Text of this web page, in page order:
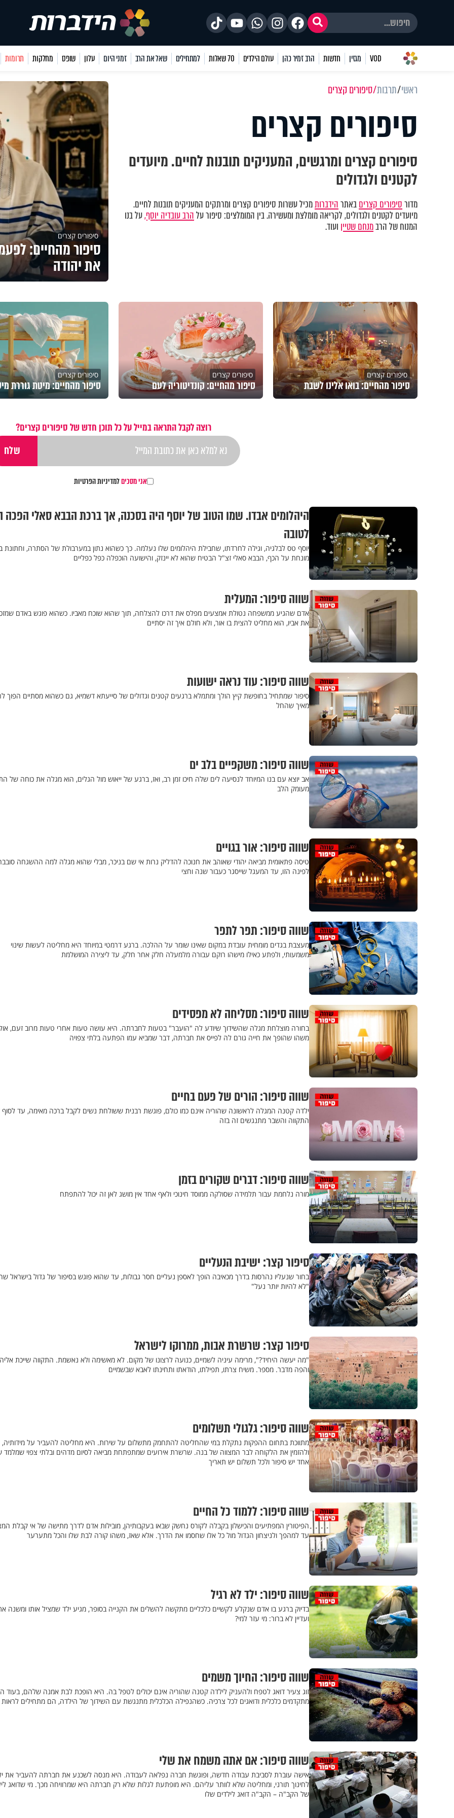
VOD מגזין חדשות הרב זמיר כהן עולם הילדים 70 שאלות למתחילים שאל את הרב זמני היום עלון שופס מחלקות תרומות
ראשי תרבות סיפורים קצרים
סיפורים קצרים
סיפורים קצרים ומרגשים, המעניקים תובנות לחיים. מיועדים
לקטנים ולגדולים
מדורסיפורים קצריםבאתרהידברותמכיל עשרות סיפורים קצרים ומרתקים המעניקים תובנות לחיים.
מיועדים לקטנים ולגדולים, לקריאה מומלצת ומעשירה. בין המומלצים: סיפור עלהרב עובדיה יוסף,על בנו
המנוח של הרבמנחם שטיין ועוד.
סיפורים קצרים
את יהודה
סיפורים קצרים
סיפור מהחיים: בואו אלינו לשבת
סיפורים קצרים
סיפור מהחיים: קונדיטוריה לעם
סיפורים קצרים
סיפור מהחיים: מיטת גוררת
רוצה לקבל התראה במייל על כל תוכן חדש של סיפורים קצרים?
אני מסכיםלמדיניות הפרטיות
היהלומים אבדו. שמו הטוב של יוסף היה בסכנה, אך ברכת הבבא סאלי הפכה
לטובה
יוסף טס לבלגיה, וגילה לחרדתו, שחבילת היהלומים שלו נעלמה. כך כשהוא נתון במערבולת של הסתרה, וחתונת
מונחת על הכף, הבבא סאלי זצ"ל הבטיח שהוא לא יינזק, והישועה הוכפלה כפל כפליים
שווה סיפור: המעלית
אדם שהגיע ממשפחה נטולת אמצעים מפלס את דרכו להצלחה, תוך שהוא שוכח מאביו. כשהוא פוגש באדם
את אביו, הוא מחליט להצית בו אור, ולא חולם איך זה יסתיים
שווה סיפור: עוד נראה ישועות
סיפור שמתחיל בחופשת קיץ הולך ומתמלא ברגעים קטנים וגדולים של סייעתא דשמיא, גם כשהוא מסתיים הפוך
מאיך שהחל
שווה סיפור: משקפיים בלב ים
אב יוצא עם בנו המיוחד לנסיעה לים שלה חיכו זמן רב, ואז, ברגע של ייאוש מול הגלים, הוא מגלה את כוחה של
מעומק הלב
שווה סיפור: אור בגויים
טיסה פתאומית מביאה יהודי שאוהב את חנוכה להדליק נרות אי שם בניכר, מבלי שהוא מגלה למה ההשגחה
לפינה הזו, עד המעגל שייסגר כעבור שנה וחצי
שווה סיפור: תפר לתפר
מעצבת בגדים מומחית עובדת במקום שאינו שומר על ההלכה. ברגע דרמטי במיוחד היא מחליטה לעשות שינוי
משמעותי, ולפתע כאילו מישהו רוקם עבורה מלמעלה חלק אחר חלק, עד ליצירה המושלמת
שווה סיפור: מסליחה לא מפסידים
בחורה מוצלחת מגלה שהשידוך שיודע לה "הועבר" בטעות לחברתה. היא עושה טעות אחרי טעות מרוב זעם,
משהו שהופך את חייה גורם לה לפייס את חברתה, דבר שמביא עמו הפתעה בלתי צפויה
שווה סיפור: הורים של פעם בחיים
ילדה קטנה המגלה לראשונה שהוריה אינם כמו כולם, פוגשת רבנית ששולחת נשים לקבל ברכה מאימה, עד לסוף
התקווה והשבר מתנגשים זה בזה
שווה סיפור: דברים שקורים בזמן
מורה נלחמת עבור תלמידה שסולקה ממוסד חינוכי ולאף אחד אין מושג לאן זה יכול להתפתח
סיפור קצר: ישיבת הנעליים
בחור שנעליו נהרסות בדרך מכאיבה הופך לאספן נעליים חסר גבולות, עד שהוא פוגש בסיפור של גדול בישראל
"לא להיות יותר נעל"
סיפור קצר: שרשרת אבות, ממרוקו לישראל
"מה יעשה היחיד?", מרימה עיניה לשמיים, כנועה לרצונו של מקום. לא מאשימה ולא נאשמת. התקווה שייכת
והפה מדבר. מספר. משיח צרתו, תפילתו, הודאתו ותחינתו לאבא שבשמיים
שווה סיפור: גלגולי תשלומים
מתווכת בתחום ההפקות נתקלת במי שהחליטה להתחמק מתשלום על שירות. היא מחליטה להעביר על מידותיה,
ולהזמין את הלקוחה לבר המצווה של בנה. שרשרת אירועים שמתפתחת מביאה לסיום מדהים ובלתי צפוי שמלמד
אחד יש סיפור ולכל תשלום יש תאריך
שווה סיפור: ללמוד כל החיים
הפיטורין המפתיעים והכישלון בקבלה לקורס נחשק שבאו בעקבותיהן, מובילות אדם לדרך מתישה של אי קבלת
עד למהפך ולניצחון הגדול מול כל אלו שחסמו את הדרך. אלא שאז, משהו קורה לבת שלו והכל מתערער
שווה סיפור: ילד לא רגיל
בדיוק ברגע בו אדם שנקלע לקשיים כלכליים מתקשה להשלים את הקנייה בסופר, מגיע ילד שמציל אותו ומשנה את
ועדיין לא ברור: מי עזר למי?
שווה סיפור: החיוך משמים
זוג צעיר דואג לטפח ולהעניק לילדה קטנה שהוריה אינם יכולים לטפל בה. היא הופכת לבת אמנה שלהם, בעוד
מתקדמים כלכלית ודואגים לכל צרכיה. כשהנפילה הכלכלית מתנגשת עם השידוך של הילדה, הם מתחילים לראות
שווה סיפור: אם אתה משמח את שלי
אישה עוברת לסביבת עבודה חדשה, ופוגשת חברה נפלאה לעבודה. היא מנסה לשכנע את חברתה להעביר את
לחינוך תורני, ומחליטה שלא לוותר עליהם. היא מופתעת לגלות שלא רק חברתה היא שמרוויחה מכך. מי שדואג
של הקב"ה – הקב"ה דואג לילדים שלו